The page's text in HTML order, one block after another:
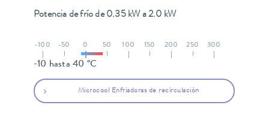
Potencia de frío de 0.35 kW a 2.0 kW
-100 -50 0 50 100 150 200 250 300
-10 hasta 40 °C
Microcool Enfriadoras de recirculación